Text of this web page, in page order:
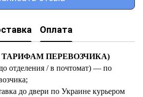
Оплата
ТАРИФАМ ПЕРЕВОЗЧИКА)
отделения / в почтомат) — по
до двери по Украине курьером